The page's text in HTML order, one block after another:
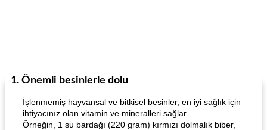
1. Önemli besinlerle dolu
İşlenmemiş hayvansal ve bitkisel besinler, en iyi sağlık için
ihtiyacınız olan vitamin ve mineralleri sağlar.
Örneğin, 1 su bardağı (220 gram) kırmızı dolmalık biber,